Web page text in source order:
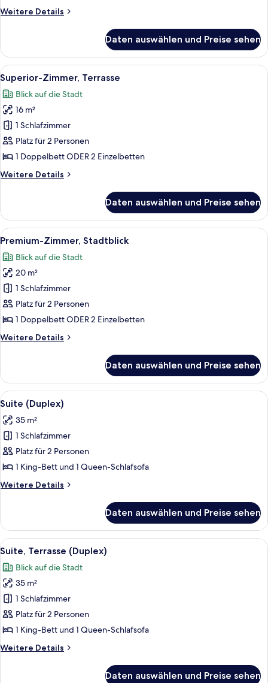
Weitere Details
Weitere
Zimmer
Daten auswählen und Preise sehen
Alle
Fotos
für
Superior-
Zimmer,
Terrasse
anzeigen
Ein Hotelzimmer mit zwei Betten,
9
Superior-Zimmer, Terrasse
Blick auf die Stadt
16 m²
1 Schlafzimmer
Platz für 2 Personen
1 Doppelbett ODER 2 Einzelbetten
Weitere Details
Weitere
Zimmer,
Terrasse
Daten auswählen und Preise sehen
Alle
Fotos
für
Premium-
Zimmer,
Stadtblick
anzeigen
Ein Hotelzimmer mit Bett,
8
Premium-Zimmer, Stadtblick
Blick auf die Stadt
20 m²
1 Schlafzimmer
Platz für 2 Personen
1 Doppelbett ODER 2 Einzelbetten
Weitere Details
Weitere
Zimmer,
Stadtblick
Daten auswählen und Preise sehen
Alle
Fotos
für
Suite
(Duplex)
anzeigen
Ein modernes Schlafzimmer mit
5
Suite (Duplex)
35 m²
1 Schlafzimmer
Platz für 2 Personen
1 King-Bett und 1 Queen-Schlafsofa
Weitere Details
Weitere
(Duplex)
Daten auswählen und Preise sehen
Alle
Fotos
für
Suite,
Terrasse
(Duplex)
anzeigen
Ein moderner Außenbereich mit
11
Suite, Terrasse (Duplex)
Blick auf die Stadt
35 m²
1 Schlafzimmer
Platz für 2 Personen
1 King-Bett und 1 Queen-Schlafsofa
Weitere Details
Weitere
Daten auswählen und Preise sehen